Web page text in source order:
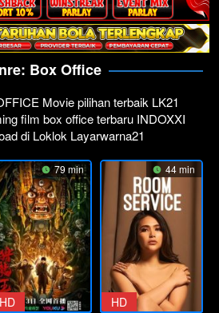
Box Office
Movie pilihan terbaik LK21
film box office terbaru INDOXXI
di Loklok Layarwarna21
79 min
HD
44 min
HD